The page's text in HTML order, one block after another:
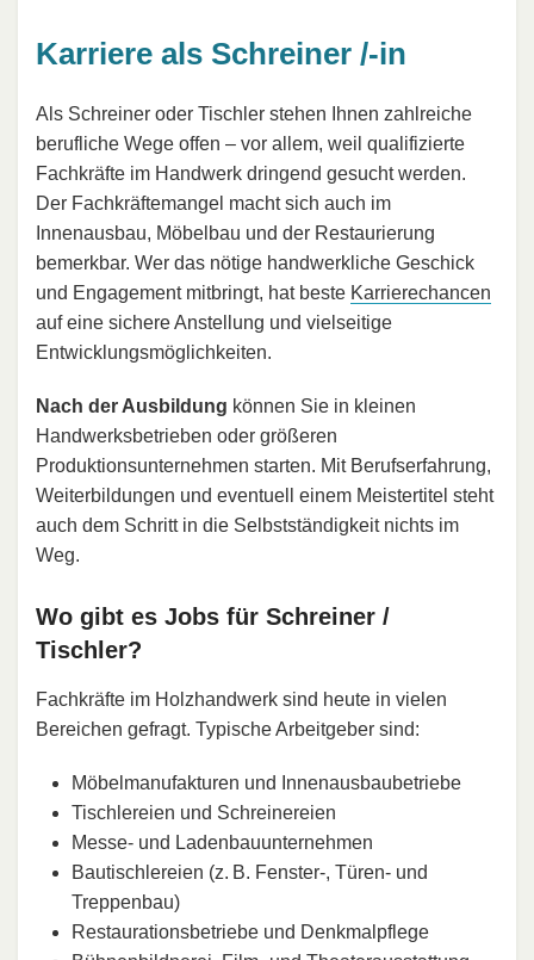
Karriere als Schreiner /-in
Als Schreiner oder Tischler stehen Ihnen zahlreiche
berufliche Wege offen – vor allem, weil qualifizierte
Fachkräfte im Handwerk dringend gesucht werden.
Der Fachkräftemangel macht sich auch im
Innenausbau, Möbelbau und der Restaurierung
bemerkbar. Wer das nötige handwerkliche Geschick
und Engagement mitbringt, hat beste Karrierechancen
auf eine sichere Anstellung und vielseitige
Entwicklungsmöglichkeiten.
Nach der Ausbildung können Sie in kleinen
Handwerksbetrieben oder größeren
Produktionsunternehmen starten. Mit Berufserfahrung,
Weiterbildungen und eventuell einem Meistertitel steht
auch dem Schritt in die Selbstständigkeit nichts im
Weg.
Wo gibt es Jobs für Schreiner /
Tischler?
Fachkräfte im Holzhandwerk sind heute in vielen
Bereichen gefragt. Typische Arbeitgeber sind:
Möbelmanufakturen und Innenausbaubetriebe
Tischlereien und Schreinereien
Messe- und Ladenbauunternehmen
Bautischlereien (z. B. Fenster-, Türen- und
Treppenbau)
Restaurationsbetriebe und Denkmalpflege